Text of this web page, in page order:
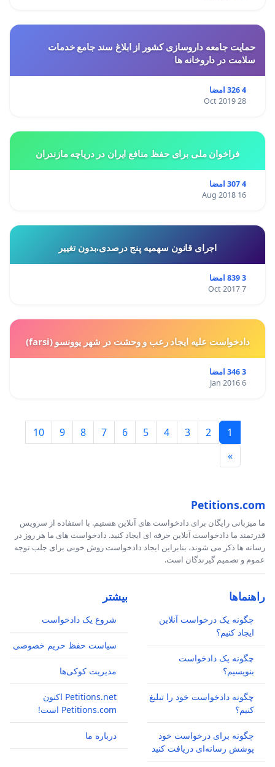
حمایت جامعه داروسازی کشور از ابلاغ سند جامع خدمات
سلامت در داروخانه ها
4 326 امضا
28 Oct 2019
فراخوان ملی برای حفظ منافع ایران در دریاچه مازندران
4 307 امضا
16 Aug 2018
اجرای قانون سهمیه پنج درصدی،بدون تغییر
3 839 امضا
7 Oct 2017
دادخواست علیه ایجاد رعب و وحشت در شهر یوونسو (farsi)
3 346 امضا
6 Jan 2016
1
2
3
4
5
6
7
8
9
10
»
Petitions.com
ما میزبانی رایگان برای دادخواست های آنلاین هستیم. با استفاده از سرویس
قدرتمند ما دادخواست آنلاین حرفه ای ایجاد کنید. دادخواست های ما هر روز در
رسانه ها ذکر می شوند، بنابراین ایجاد دادخواست روش خوبی برای جلب توجه
عموم و تصمیم گیرندگان است.
راهنماها
چگونه یک درخواست آنلاین
ایجاد کنیم؟
چگونه یک دادخواست
بنویسیم؟
چگونه دادخواست خود را تبلیغ
کنیم؟
چگونه برای درخواست خود
پوشش رسانه‌ای دریافت کنید
بیشتر
شروع یک دادخواست
سیاست حفظ حریم خصوصی
مدیریت کوکی‌ها
Petitions.net اکنون
Petitions.com است!
درباره ما